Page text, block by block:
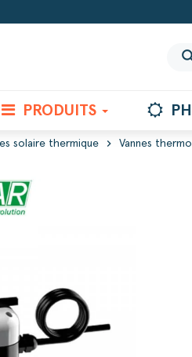
PRODUITS
solaire thermique chevron_right Vannes